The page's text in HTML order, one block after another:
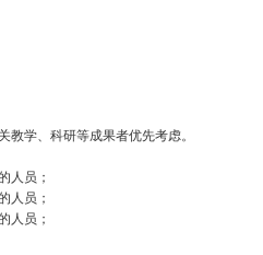
教学、科研等成果者优先考虑。
人员；
人员；
人员；